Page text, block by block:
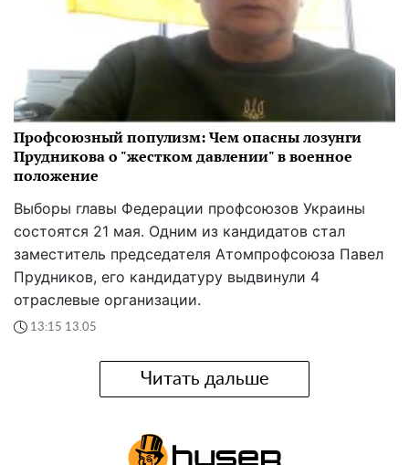
Профсоюзный популизм: Чем опасны лозунги
Прудникова о "жестком давлении" в военное
положение
Выборы главы Федерации профсоюзов Украины
состоятся 21 мая. Одним из кандидатов стал
заместитель председателя Атомпрофсоюза Павел
Прудников, его кандидатуру выдвинули 4
отраслевые организации.
13:15 13.05
Читать дальше